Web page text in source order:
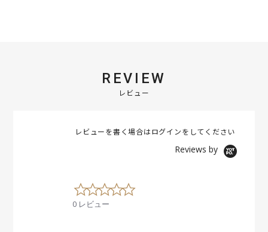
REVIEW
レビュー
レビューを書く場合はログイン をしてください
Reviews by
0
.
0 レビュー